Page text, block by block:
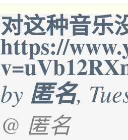
对这种音乐
https://
by 匿名,
@ 匿名